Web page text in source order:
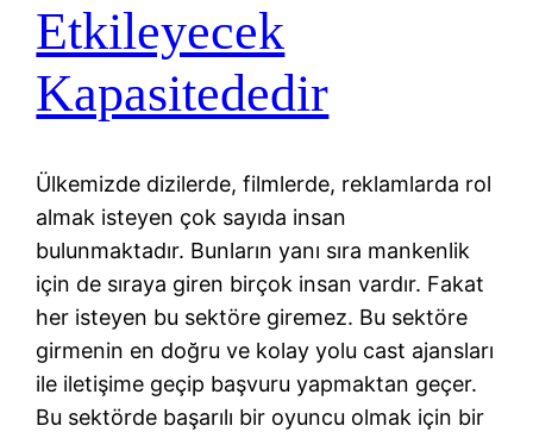
Etkileyecek
Kapasitededir
Ülkemizde dizilerde, filmlerde, reklamlarda rol
almak isteyen çok sayıda insan
bulunmaktadır. Bunların yanı sıra mankenlik
için de sıraya giren birçok insan vardır. Fakat
her isteyen bu sektöre giremez. Bu sektöre
girmenin en doğru ve kolay yolu cast ajansları
ile iletişime geçip başvuru yapmaktan geçer.
Bu sektörde başarılı bir oyuncu olmak için bir